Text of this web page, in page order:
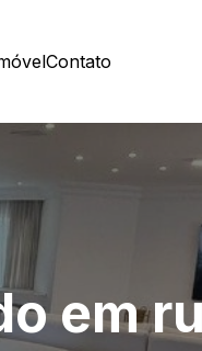
Contato
em